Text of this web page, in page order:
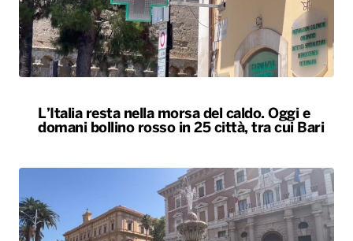
L’Italia resta nella morsa del caldo. Oggi e
domani bollino rosso in 25 città, tra cui Bari